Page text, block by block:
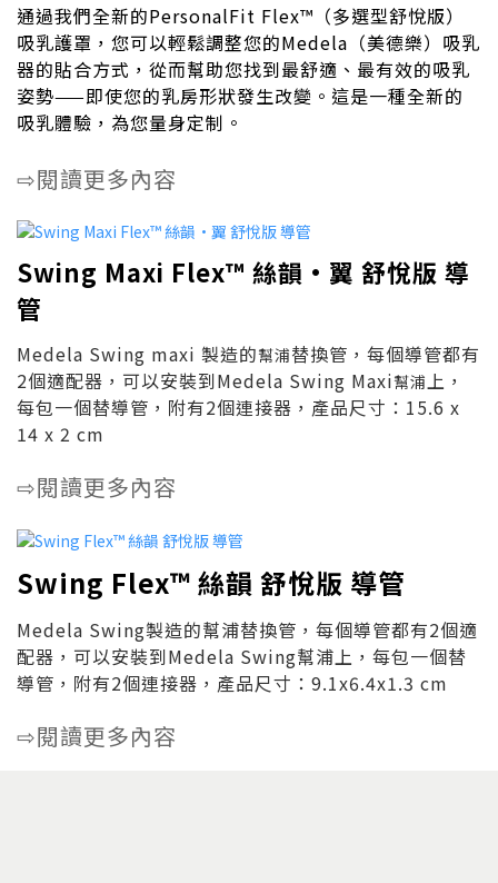
通過我們全新的PersonalFit Flex™ （多選型舒悅版）
吸乳護罩，您可以輕鬆調整您的Medela（美德樂）吸乳
器的貼合方式，從而幫助您找到最舒適、最有效的吸乳
姿勢——即使您的乳房形狀發生改變。這是一種全新的
吸乳體驗，為您量身定制。
⇨閱讀更多內容
Swing Maxi Flex™ 絲韻•翼 舒悅版 導
管
Medela Swing maxi 製造的幫浦替換管，每個導管都有
2個適配器，可以安裝到Medela Swing Maxi幫浦上，
每包一個替導管，附有2個連接器，產品尺寸：15.6 x
14 x 2 cm
⇨閱讀更多內容
Swing Flex™ 絲韻 舒悅版 導管
Medela Swing製造的幫浦替換管，每個導管都有2個適
配器，可以安裝到Medela Swing幫浦上，每包一個替
導管，附有2個連接器，產品尺寸：9.1x6.4x1.3 cm
⇨閱讀更多內容